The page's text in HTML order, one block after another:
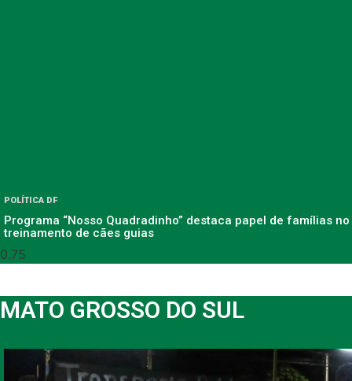
POLÍTICA DF
Programa “Nosso Quadradinho” destaca papel de famílias no
treinamento de cães guias
MATO GROSSO DO SUL